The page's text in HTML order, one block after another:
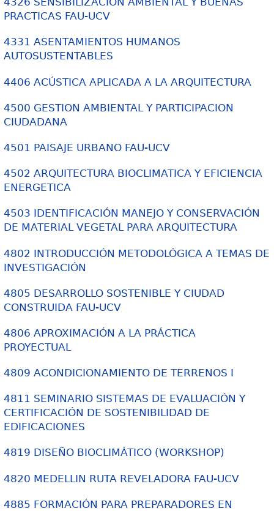
PRACTICAS FAU-UCV
4331 ASENTAMIENTOS HUMANOS
AUTOSUSTENTABLES
4406 ACÚSTICA APLICADA A LA ARQUITECTURA
4500 GESTION AMBIENTAL Y PARTICIPACION
CIUDADANA
4501 PAISAJE URBANO FAU-UCV
4502 ARQUITECTURA BIOCLIMATICA Y EFICIENCIA
ENERGETICA
4503 IDENTIFICACIÓN MANEJO Y CONSERVACIÓN
DE MATERIAL VEGETAL PARA ARQUITECTURA
4802 INTRODUCCIÓN METODOLÓGICA A TEMAS DE
INVESTIGACIÓN
4805 DESARROLLO SOSTENIBLE Y CIUDAD
CONSTRUIDA FAU-UCV
4806 APROXIMACIÓN A LA PRÁCTICA
PROYECTUAL
4809 ACONDICIONAMIENTO DE TERRENOS I
4811 SEMINARIO SISTEMAS DE EVALUACIÓN Y
CERTIFICACIÓN DE SOSTENIBILIDAD DE
EDIFICACIONES
4819 DISEÑO BIOCLIMÁTICO (WORKSHOP)
4820 MEDELLIN RUTA REVELADORA FAU-UCV
4885 FORMACIÓN PARA PREPARADORES EN